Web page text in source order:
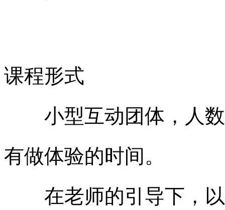
课程形式
小型互动团体，人数
有做体验的时间。
在老师的引导下，以